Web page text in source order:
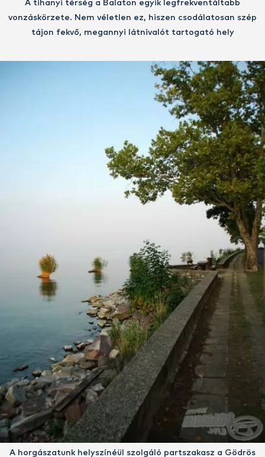
A tihanyi térség a Balaton egyik legfrekventáltabb
vonzáskörzete. Nem véletlen ez, hiszen csodálatosan szép
tájon fekvő, megannyi látnivalót tartogató hely
A horgászatunk helyszínéül szolgáló partszakasz a Gödrös